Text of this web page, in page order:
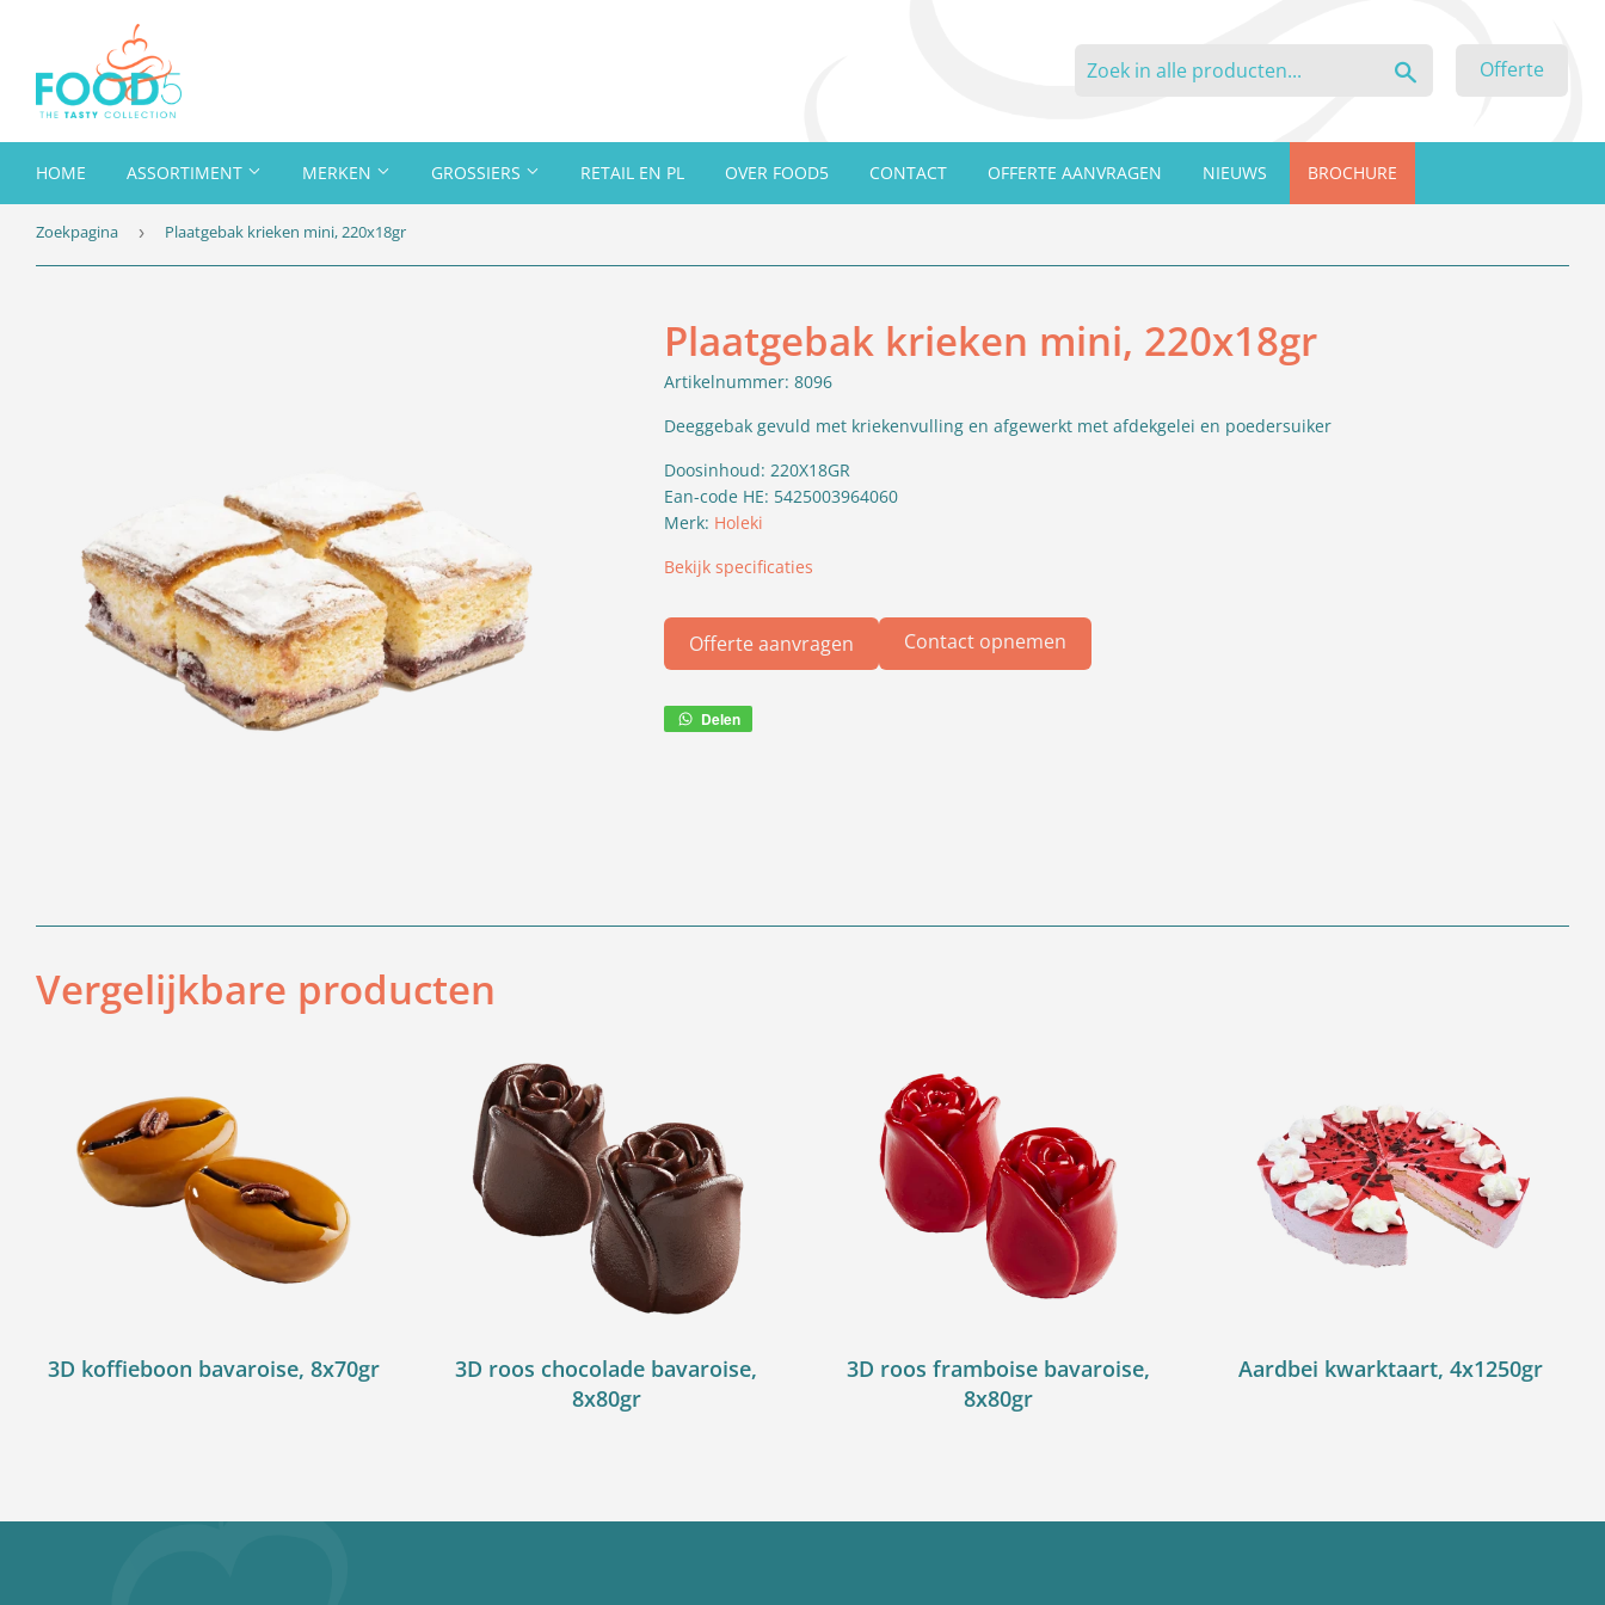
Offerte
HOME ASSORTIMENT MERKEN GROSSIERS RETAIL EN PL OVER FOOD5 CONTACT OFFERTE AANVRAGEN NIEUWS BROCHURE
Zoekpagina › Plaatgebak krieken mini, 220x18gr
Plaatgebak krieken mini, 220x18gr
Artikelnummer: 8096
Deeggebak gevuld met kriekenvulling en afgewerkt met afdekgelei en poedersuiker
Doosinhoud: 220X18GR
Ean-code HE: 5425003964060
Merk: Holeki
Bekijk specificaties
Offerte aanvragen Contact opnemen
Delen
Vergelijkbare producten
3D koffieboon bavaroise, 8x70gr
3D roos chocolade bavaroise,
8x80gr
3D roos framboise bavaroise,
8x80gr
Aardbei kwarktaart, 4x1250gr